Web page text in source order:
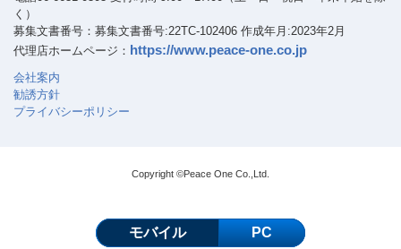
く）
募集文書番号：募集文書番号:22TC-102406 作成年月:2023年2月
代理店ホームページ： https://www.peace-one.co.jp
会社案内
勧誘方針
プライバシーポリシー
Copyright ©Peace One Co.,Ltd.
モバイル PC